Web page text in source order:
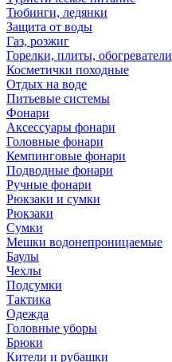
Тюбинги, ледянки
Защита от воды
Газ, розжиг
Горелки, плиты, обогреватели
Косметички походные
Отдых на воде
Питьевые системы
Фонари
Аксессуары фонари
Головные фонари
Кемпинговые фонари
Подводные фонари
Ручные фонари
Рюкзаки и сумки
Рюкзаки
Сумки
Мешки водонепроницаемые
Баулы
Чехлы
Подсумки
Тактика
Одежда
Головные уборы
Брюки
Кители и рубашки